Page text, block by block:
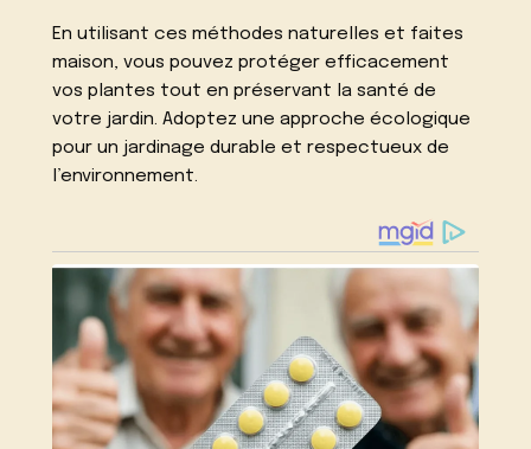
En utilisant ces méthodes naturelles et faites
maison, vous pouvez protéger efficacement
vos plantes tout en préservant la santé de
votre jardin. Adoptez une approche écologique
pour un jardinage durable et respectueux de
l’environnement.